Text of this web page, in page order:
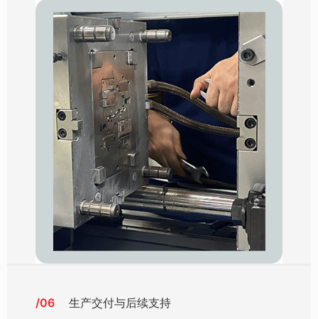
/06 生产交付与后续支持